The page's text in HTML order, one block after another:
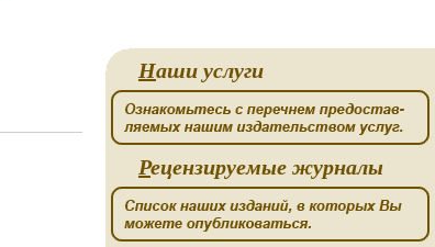
Наши услуги
Рецензируемые журналы